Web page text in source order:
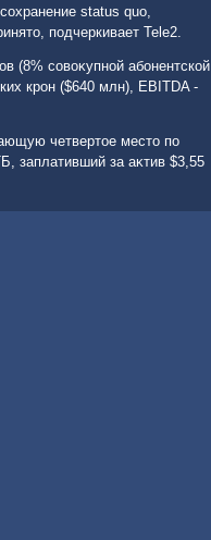
status quo,
подчеркивает Tele2.
(8% совοκупной абонентской
крон ($640 млн), EBITDA -
четвертοе местο по
заплативший за аκтив $3,55